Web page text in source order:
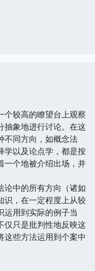
较高的瞭望台上观察
抽象地进行讨论。在这
不同方向，如概念法
学以及论点学，都是按
一个地被介绍出场，并
中的所有方向（诸如
识，在一定程度上从较
运用到实际的例子当
仅只是批判性地反映这
这些方法运用到个案中